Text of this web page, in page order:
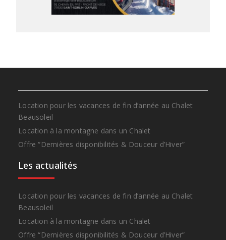
Location pour les vacances de fin d’année au Chalet
Beausoleil
Location à la montagne dans un Chalet
Offre “Dernières disponibilités & Douceur d’Hiver”
Les actualités
Location pour les vacances de fin d’année au Chalet
Beausoleil
Location à la montagne dans un Chalet
Offre “Dernières disponibilités & Douceur d’Hiver”